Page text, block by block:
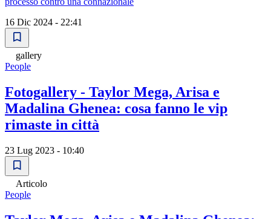
16 Dic 2024 - 22:41
gallery
People
Fotogallery - Taylor Mega, Arisa e
Madalina Ghenea: cosa fanno le vip
rimaste in città
23 Lug 2023 - 10:40
Articolo
People